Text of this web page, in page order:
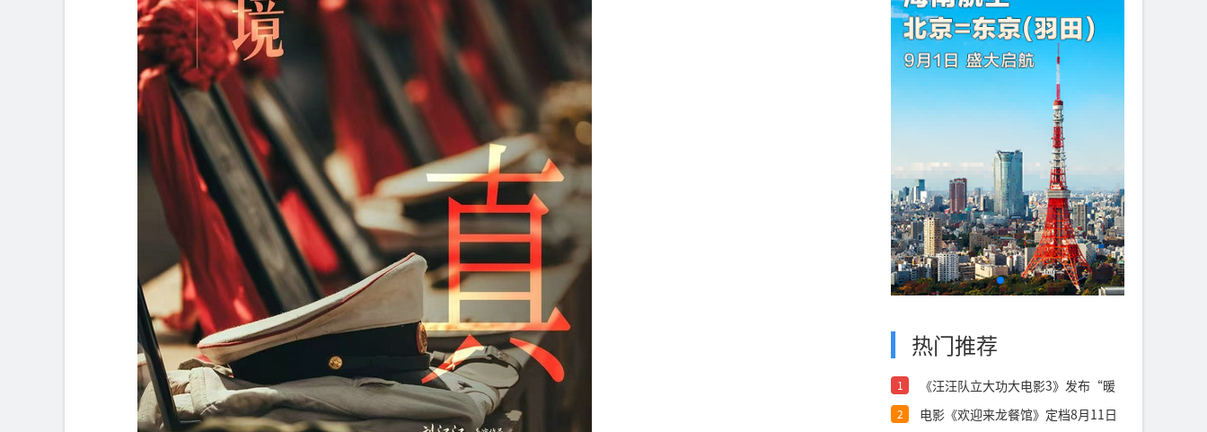
热门推荐
1
《汪汪队立大功大电影3》发布“暖
2
电影《欢迎来龙餐馆》定档8月11日